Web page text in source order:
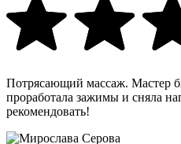
Потрясающий массаж. Мастер
проработала зажимы и сняла
рекомендовать!